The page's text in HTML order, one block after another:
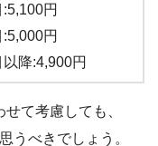
円
円
降:4,900円
て考慮しても、
うべきでしょう。